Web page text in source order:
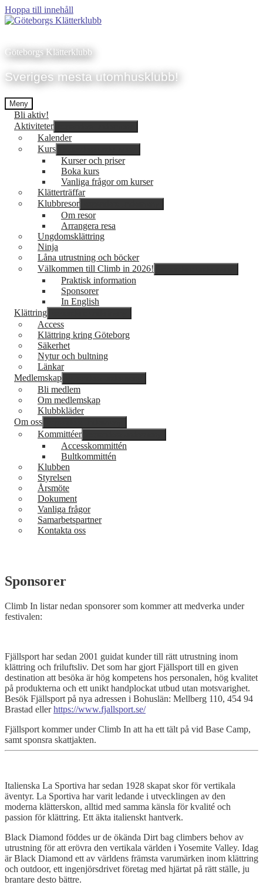
Hoppa till innehåll
Göteborgs Klätterklubb
Sveriges mesta utomhusklubb!
Meny
Bli aktiv!
Aktiviteter
Kalender
Kurs
Kurser och priser
Boka kurs
Vanliga frågor om kurser
Klätterträffar
Klubbresor
Om resor
Arrangera resa
Ungdomsklättring
Ninja
Låna utrustning och böcker
Välkommen till Climb in 2026!
Praktisk information
Sponsorer
In English
Klättring
Access
Klättring kring Göteborg
Säkerhet
Nytur och bultning
Länkar
Medlemskap
Bli medlem
Om medlemskap
Klubbkläder
Om oss
Kommittéer
Accesskommittén
Bultkommittén
Klubben
Styrelsen
Årsmöte
Dokument
Vanliga frågor
Samarbetspartner
Kontakta oss
Sponsorer
Climb In listar nedan sponsorer som kommer att medverka under
festivalen:
Fjällsport har sedan 2001 guidat kunder till rätt utrustning inom
klättring och friluftsliv. Det som har gjort Fjällsport till en given
destination att besöka är hög kompetens hos personalen, hög kvalitet
på produkterna och ett unikt handplockat utbud utan motsvarighet.
Besök Fjällsport på nya adressen i Bohuslän: Mellberg 110, 454 94
Brastad ellerhttps://www.fjallsport.se/
Fjällsport kommer under Climb In att ha ett tält på vid Base Camp,
samt sponsra skattjakten.
Italienska La Sportiva har sedan 1928 skapat skor för vertikala
äventyr. La Sportiva har varit ledande i utvecklingen av den
moderna klätterskon, alltid med samma känsla för kvalité och
passion för klättring. Ett äkta italienskt hantverk.
Black Diamond föddes ur de ökända Dirt bag climbers behov av
utrustning för att erövra den vertikala världen i Yosemite Valley. Idag
är Black Diamond ett av världens främsta varumärken inom klättring
och outdoor, ett ingenjörsdrivet företag med hjärtat på rätt ställe, ju
brantare desto bättre.